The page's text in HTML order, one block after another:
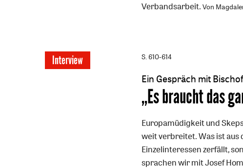
Verbandsarbeit. Von
Interview S. 610-614
Ein Gespräch mit
:
„Es braucht das
Europamüdigkeit und
weit verbreitet. Was ist aus
Einzelinteressen zerfällt,
sprachen wir mit Josef